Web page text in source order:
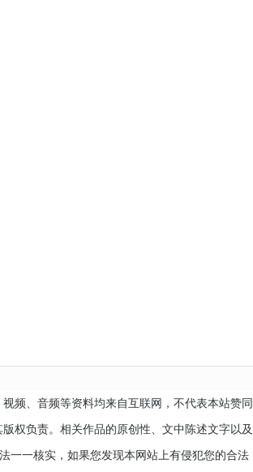
频、音频等资料均来自互联网，不代表本站赞同
权负责。相关作品的原创性、文中陈述文字以及
一一核实，如果您发现本网站上有侵犯您的合法